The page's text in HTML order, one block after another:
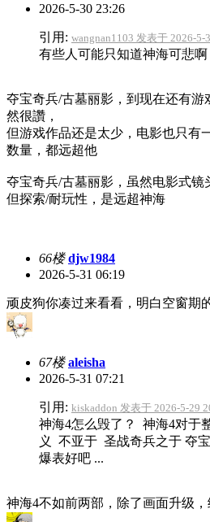
2026-5-30 23:26
引用: wangnan1103 发表于 2026-5-
有些人可能只知道神海可悲啊
夺宝奇兵/古墓丽影，到现在还有
然很讚，
但游戏作品还是太少，电影也只有
数量，都远超他
夺宝奇兵/古墓丽影，虽然电影式镜
但探索/耐玩性，是远超神海
66楼 djw1984
2026-5-31 06:19
顽皮狗你凑过来看看，明白空窗期
67楼 aleisha
2026-5-31 07:21
引用: kiskaddon 发表于 2026-5-29
神海4怎么毁了？ 神海4对于
义 不亚于 圣战奇兵之于 夺
爆表好吧 ...
神海4不如前两部，除了画面升级，